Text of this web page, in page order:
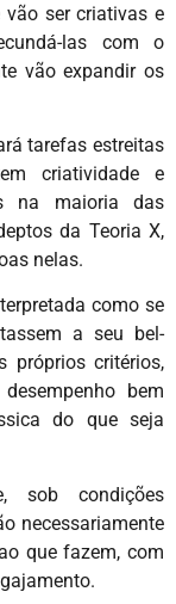
ser criativas e
las com o
vão expandir os
tarefas estreitas
criatividade e
na maioria das
da Teoria X,
nelas.
como se
a seu bel-
próprios critérios,
bem
do que seja
sob condições
necessariamente
que fazem, com